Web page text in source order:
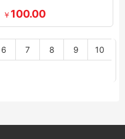
￥ 100.00
6 7 8 9 10